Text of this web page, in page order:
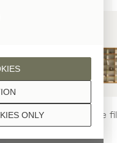
ONLY
nya rayonnage